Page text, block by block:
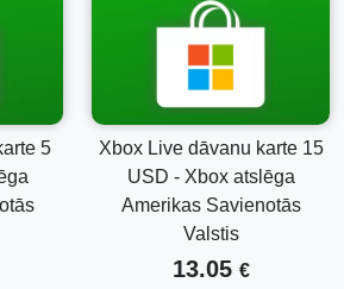
5
Xbox Live dāvanu karte 15
USD - Xbox atslēga
Amerikas Savienotās
Valstis
13.05 €